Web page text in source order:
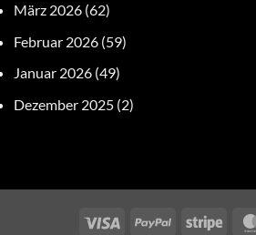
März 2026 (62)
Februar 2026 (59)
Januar 2026 (49)
Dezember 2025 (2)
Visa PayPal Stripe